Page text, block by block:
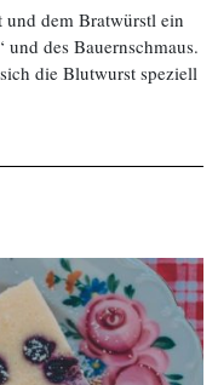
dem Bratwürstl ein
des Bauernschmaus.
die Blutwurst speziell